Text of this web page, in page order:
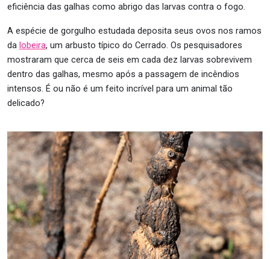
eficiência das galhas como abrigo das larvas contra o fogo.
A espécie de gorgulho estudada deposita seus ovos nos ramos
da lobeira, um arbusto típico do Cerrado. Os pesquisadores
mostraram que cerca de seis em cada dez larvas sobrevivem
dentro das galhas, mesmo após a passagem de incêndios
intensos. É ou não é um feito incrível para um animal tão
delicado?